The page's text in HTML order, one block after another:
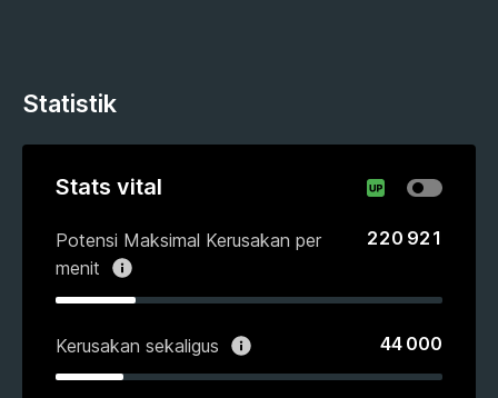
Statistik
Stats vital
Potensi Maksimal Kerusakan per
menit
220 921
Kerusakan sekaligus 44 000